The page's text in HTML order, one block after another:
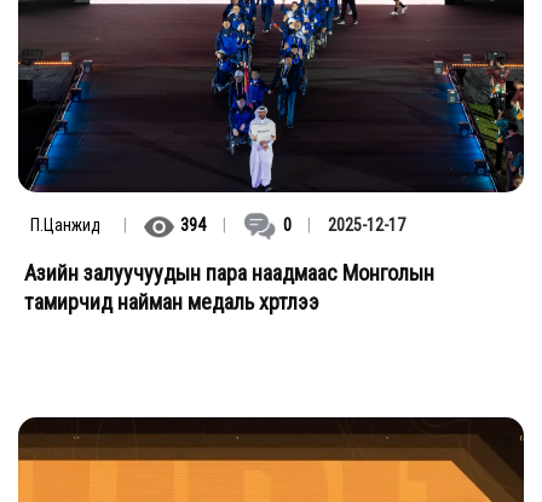
П.Цанжид 394 0 2025-12-17
Азийн залуучуудын пара наадмаас Монголын
тамирчид найман медаль хүртлээ